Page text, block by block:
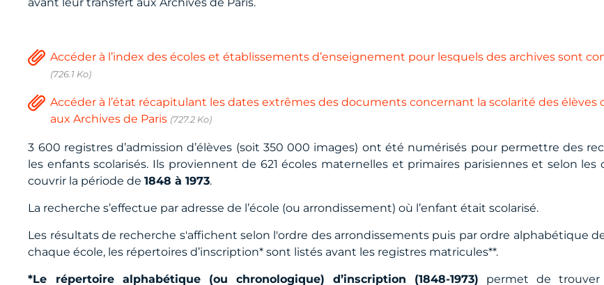
Accéder à l’index des écoles et établissements d’enseignement pour lesquels des archives sont
(726.1 Ko)
Accéder à l’état récapitulant les dates extrêmes des documents concernant la scolarité des élèves
aux Archives de Paris (727.2 Ko)
3 600 registres d’admission d’élèves (soit 350 000 images) ont été numérisés pour permettre des
les enfants scolarisés. Ils proviennent de 621 écoles maternelles et primaires parisiennes et selon les
couvrir la période de1848 à 1973.
La recherche s’effectue par adresse de l’école (ou arrondissement) où l’enfant était scolarisé.
Les résultats de recherche s'affichent selon l'ordre des arrondissements puis par ordre alphabétique
chaque école, les répertoires d’inscription* sont listés avant les registres matricules**.
*Le répertoire alphabétique (ou chronologique) d’inscription (1848-1973) permet de